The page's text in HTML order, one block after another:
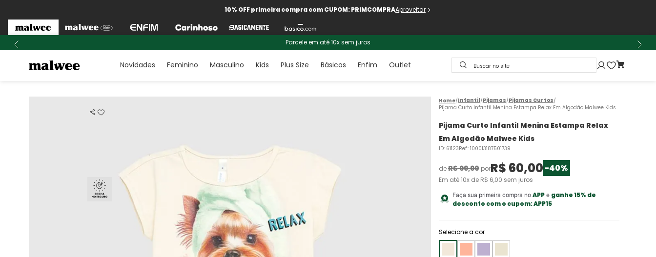
10% OFF primeira compra com CUPOM: PRIMCOMPRAAproveitar
Parcele em até 10x sem juros
Novidades Feminino Masculino Kids Plus Size Básicos Enfim Outlet Buscar no site
Infantil Pijamas Pijamas Curtos
Pijama Curto Infantil Menina Estampa Relax Em Algodão Malwee Kids
Pijama Curto Infantil Menina Estampa Relax
Em Algodão Malwee Kids
ID: 61123Ref.: 100013187501739
deR$99,90porR$ 60,00 -40%
Em até10x de R$ 6,00 sem juros
Faça sua primeira compra no APPe ganhe 15% de
desconto com o cupom:APP15
Selecione a cor